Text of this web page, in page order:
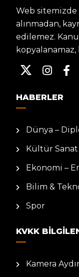
Web
alınmadan,
edilemez.
kopyalanamaz,
HABERLER
Dünya –
Kültür Sanat
Ekonomi –
Bilim &
Spor
KVKK
Kamera